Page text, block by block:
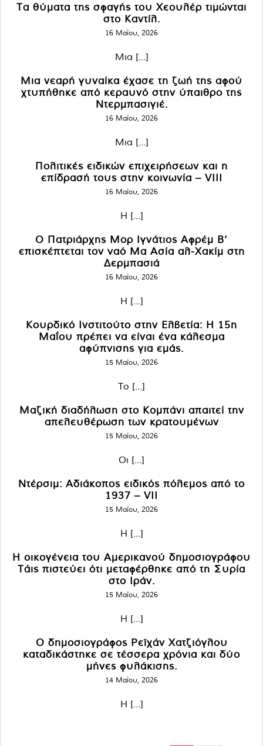
Τα θύματα της σφαγής του Χεουλέρ τιμώνται
στο Καντίλ.
16 Μαΐου, 2026
Μια [...]
Μια νεαρή γυναίκα έχασε τη ζωή της αφού
χτυπήθηκε από κεραυνό στην ύπαιθρο της
Ντερμπασιγιέ.
16 Μαΐου, 2026
Μια [...]
Πολιτικές ειδικών επιχειρήσεων και η
επίδρασή τους στην κοινωνία – VIII
16 Μαΐου, 2026
Η [...]
Ο Πατριάρχης Μορ Ιγνάτιος Αφρέμ Β’
επισκέπτεται τον ναό Μα Ασία αλ-Χακίμ στη
Δερμπασιά
16 Μαΐου, 2026
Η [...]
Κουρδικό Ινστιτούτο στην Ελβετία: Η 15η
Μαΐου πρέπει να είναι ένα κάλεσμα
αφύπνισης για εμάς.
15 Μαΐου, 2026
Το [...]
Μαζική διαδήλωση στο Κομπάνι απαιτεί την
απελευθέρωση των κρατουμένων
15 Μαΐου, 2026
Οι [...]
Ντέρσιμ: Αδιάκοπος ειδικός πόλεμος από το
1937 – VII
15 Μαΐου, 2026
Η [...]
Η οικογένεια του Αμερικανού δημοσιογράφου
Τάις πιστεύει ότι μεταφέρθηκε από τη Συρία
στο Ιράν.
15 Μαΐου, 2026
Η [...]
Ο δημοσιογράφος Ρεϊχάν Χατζιόγλου
καταδικάστηκε σε τέσσερα χρόνια και δύο
μήνες φυλάκισης.
14 Μαΐου, 2026
Η [...]